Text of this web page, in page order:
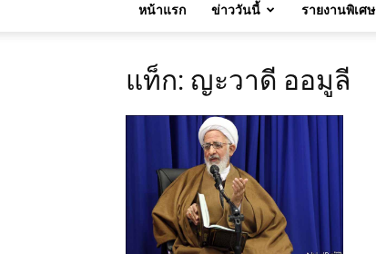
หน้าแรก ข่าววันนี้ รายงานพิเศษ
แท็ก: ญะวาดี ออมูลี